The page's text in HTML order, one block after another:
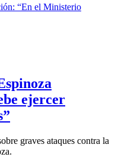
ejercer
graves ataques contra la